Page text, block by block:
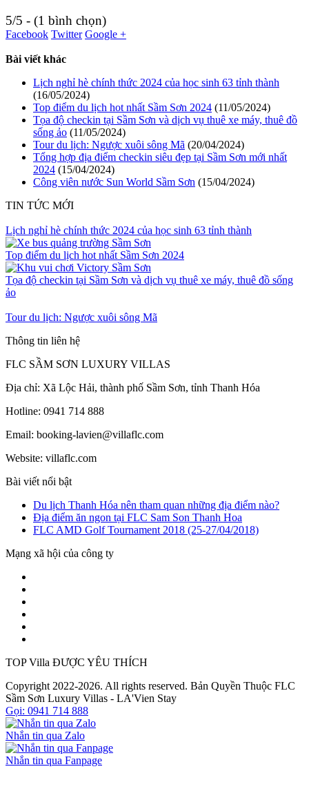
5/5 - (1 bình chọn)
Facebook Twitter Google +
Bài viết khác
Lịch nghỉ hè chính thức 2024 của học sinh 63 tỉnh thành
(16/05/2024)
Top điểm du lịch hot nhất Sầm Sơn 2024 (11/05/2024)
Tọa độ checkin tại Sầm Sơn và dịch vụ thuê xe máy, thuê đồ
sống ảo (11/05/2024)
Tour du lịch: Ngược xuôi sông Mã (20/04/2024)
Tổng hợp địa điểm checkin siêu đẹp tại Sầm Sơn mới nhất
2024 (15/04/2024)
Công viên nước Sun World Sầm Sơn (15/04/2024)
TIN TỨC MỚI
Lịch nghỉ hè chính thức 2024 của học sinh 63 tỉnh thành
Top điểm du lịch hot nhất Sầm Sơn 2024
Tọa độ checkin tại Sầm Sơn và dịch vụ thuê xe máy, thuê đồ sống
ảo
Tour du lịch: Ngược xuôi sông Mã
Thông tin liên hệ
FLC SẦM SƠN LUXURY VILLAS
Địa chỉ: Xã Lộc Hải, thành phố Sầm Sơn, tỉnh Thanh Hóa
Hotline: 0941 714 888
Email: booking-lavien@villaflc.com
Website: villaflc.com
Bài viết nổi bật
Du lịch Thanh Hóa nên tham quan những địa điểm nào?
Địa điểm ăn ngon tại FLC Sam Son Thanh Hoa
FLC AMD Golf Tournament 2018 (25-27/04/2018)
Mạng xã hội của công ty
TOP Villa ĐƯỢC YÊU THÍCH
Copyright 2022-2026. All rights reserved. Bản Quyền Thuộc FLC
Sầm Sơn Luxury Villas - LA'Vien Stay
Gọi: 0941 714 888
Nhắn tin qua Zalo
Nhắn tin qua Fanpage